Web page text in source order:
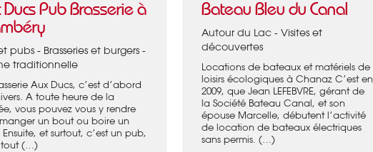
Ducs Pub Brasserie à
pubs - Brasseries et burgers -
traditionnelle
Aux Ducs, c’est d’abord
A toute heure de la
vous pouvez vous y rendre
un bout ou boire un
Ensuite, et surtout, c’est un pub,
(…)
Bateau Bleu du Canal
Autour du Lac - Visites et
découvertes
Locations de bateaux et matériels de
loisirs écologiques à Chanaz C’est en
2009, que Jean LEFEBVRE, gérant de
la Société Bateau Canal, et son
épouse Marcelle, débutent l’activité
de location de bateaux électriques
sans permis. (…)